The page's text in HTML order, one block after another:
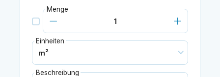
Menge
Einheiten
Beschreibung